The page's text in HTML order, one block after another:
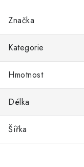
Značka
Kategorie
Hmotnost
Délka
Šířka